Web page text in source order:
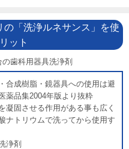
サポートします。
コーポレーション株式会社（台
ズは安定したスプレーで非常に
。液体飛散もないありません。
コーポレーション株式会社（台
で実現するミスト噴霧システ
となく高温から守ります。
「洗浄ルネサンス」を使
ット
歯科用器具洗浄剤
合成樹脂・鏡器具への使用は避
薬品集2004年版より抜粋
固させる作用がある事も広く
ナトリウムで洗ってから使用す
浄剤